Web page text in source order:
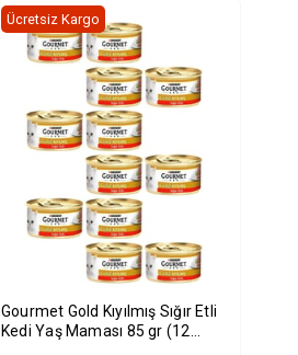
Gourmet Gold Kıyılmış Sığır Etli
Kedi Yaş Maması 85 gr (12
Ücretsiz Kargo